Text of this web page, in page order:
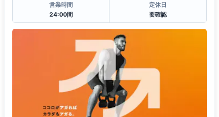
営業時間
24:00間
定休日
要確認